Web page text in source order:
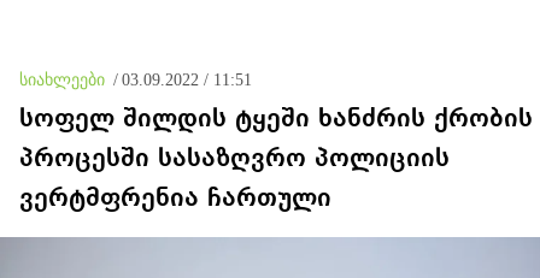
სიახლეები / 03.09.2022 / 11:51
სოფელ შილდის ტყეში ხანძრის ქრობის
პროცესში სასაზღვრო პოლიციის
ვერტმფრენია ჩართული